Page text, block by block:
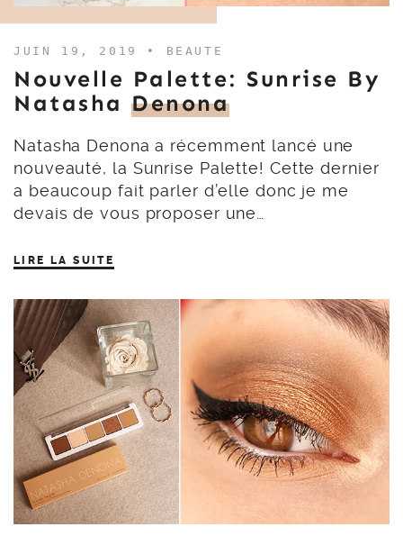
JUIN 19, 2019 • BEAUTE
Nouvelle Palette: Sunrise By
Natasha Denona
Natasha Denona a récemment lancé une
nouveauté, la Sunrise Palette! Cette dernier
a beaucoup fait parler d’elle donc je me
devais de vous proposer une…
LIRE LA SUITE